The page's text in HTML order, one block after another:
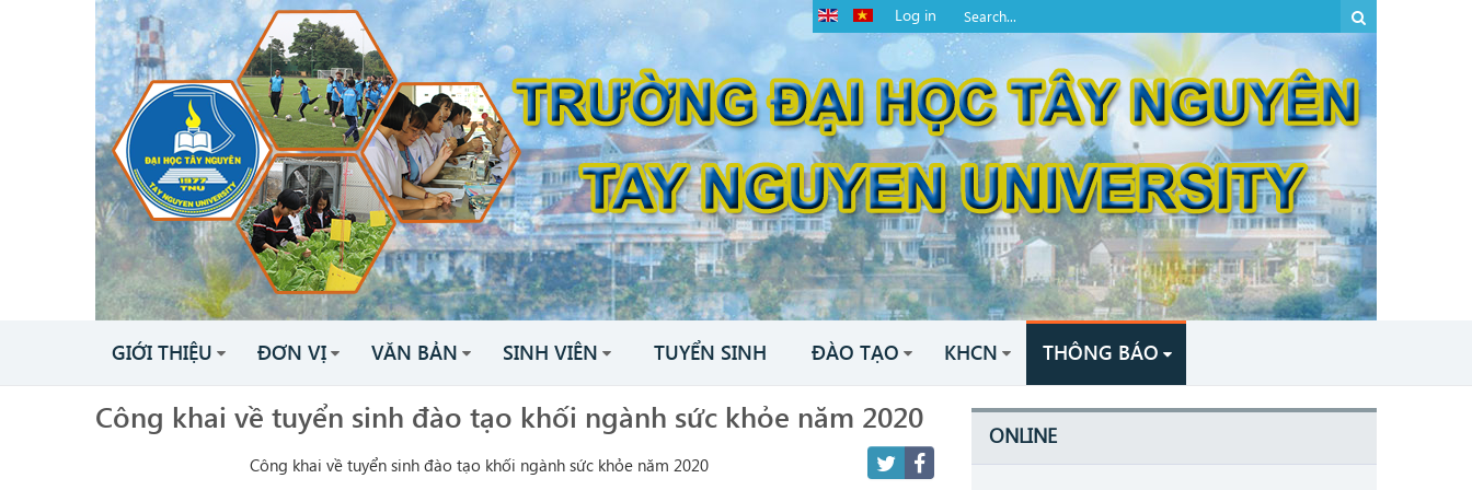
Log in
GIỚI THIỆU ĐƠN VỊ VĂN BẢN SINH VIÊN TUYỂN SINH ĐÀO TẠO KHCN THÔNG BÁO
Công khai về tuyển sinh đào tạo khối ngành sức khỏe năm 2020
Công khai về tuyển sinh đào tạo khối ngành sức khỏe năm 2020
ONLINE